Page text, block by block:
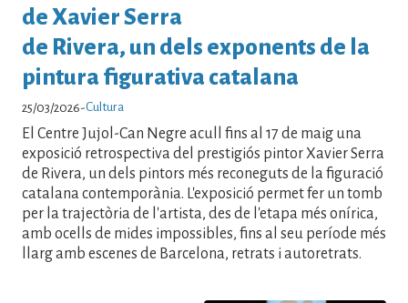
de Xavier Serra
de Rivera, un dels exponents de la
pintura figurativa catalana
25/03/2026-Cultura
El Centre Jujol-Can Negre acull fins al 17 de maig una
exposició retrospectiva del prestigiós pintor Xavier Serra
de Rivera, un dels pintors més reconeguts de la figuració
catalana contemporània. L'exposició permet fer un tomb
per la trajectòria de l'artista, des de l'etapa més onírica,
amb ocells de mides impossibles, fins al seu període més
llarg amb escenes de Barcelona, retrats i autoretrats.